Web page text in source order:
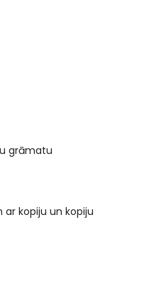
grāmatu
kopiju un kopiju